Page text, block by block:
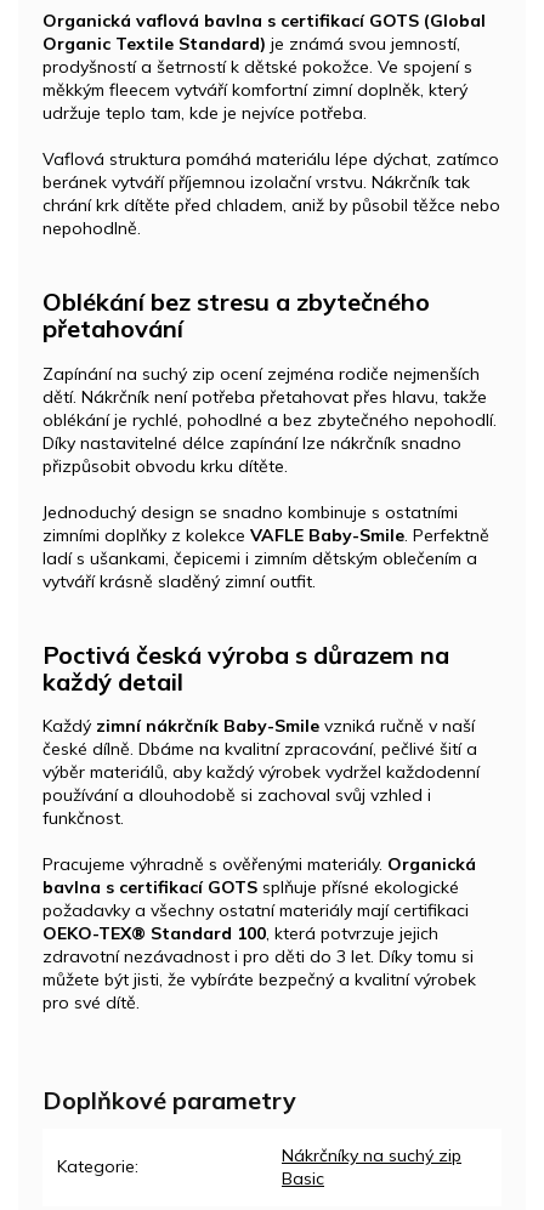
Organická vaflová bavlna s certifikací GOTS (Global
Organic Textile Standard) je známá svou jemností,
prodyšností a šetrností k dětské pokožce. Ve spojení s
měkkým fleecem vytváří komfortní zimní doplněk, který
udržuje teplo tam, kde je nejvíce potřeba.
Vaflová struktura pomáhá materiálu lépe dýchat, zatímco
beránek vytváří příjemnou izolační vrstvu. Nákrčník tak
chrání krk dítěte před chladem, aniž by působil těžce nebo
nepohodlně.
Oblékání bez stresu a zbytečného
přetahování
Zapínání na suchý zip ocení zejména rodiče nejmenších
dětí. Nákrčník není potřeba přetahovat přes hlavu, takže
oblékání je rychlé, pohodlné a bez zbytečného nepohodlí.
Díky nastavitelné délce zapínání lze nákrčník snadno
přizpůsobit obvodu krku dítěte.
Jednoduchý design se snadno kombinuje s ostatními
zimními doplňky z kolekce VAFLE Baby-Smile. Perfektně
ladí s ušankami, čepicemi i zimním dětským oblečením a
vytváří krásně sladěný zimní outfit.
Poctivá česká výroba s důrazem na
každý detail
Každý zimní nákrčník Baby-Smile vzniká ručně v naší
české dílně. Dbáme na kvalitní zpracování, pečlivé šití a
výběr materiálů, aby každý výrobek vydržel každodenní
používání a dlouhodobě si zachoval svůj vzhled i
funkčnost.
Pracujeme výhradně s ověřenými materiály. Organická
bavlna s certifikací GOTS splňuje přísné ekologické
požadavky a všechny ostatní materiály mají certifikaci
OEKO-TEX® Standard 100, která potvrzuje jejich
zdravotní nezávadnost i pro děti do 3 let. Díky tomu si
můžete být jisti, že vybíráte bezpečný a kvalitní výrobek
pro své dítě.
Doplňkové parametry
Kategorie:
Nákrčníky na suchý zip
Basic